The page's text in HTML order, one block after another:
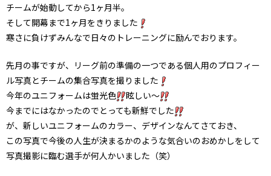
チームが始動してから1ヶ月半。
そして開幕まで1ヶ月をきりました
寒さに負けずみんなで日々のトレーニングに励んでおります。
先月の事ですが、リーグ前の準備の一つである個人用のプロフィー
ル写真とチームの集合写真を撮りました
今年のユニフォームは蛍光色
眩しい～
今までにはなかったのでとっても新鮮でした
が、新しいユニフォームのカラー、デザインなんてさておき、
この写真で今後の人生が決まるかのような気合いのおめかしをして
写真撮影に臨む選手が何人かいました（笑）